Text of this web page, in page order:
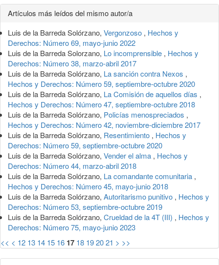
Detalles
del
artículo
Artículos más leídos del mismo autor/a
Luis de la Barreda Solórzano, Vergonzoso , Hechos y
Derechos: Número 69, mayo-junio 2022
Luis de la Barreda Solorzano, Lo incomprensible , Hechos y
Derechos: Número 38, marzo-abril 2017
Luis de la Barreda Solórzano, La sanción contra Nexos ,
Hechos y Derechos: Número 59, septiembre-octubre 2020
Luis de la Barreda Solórzano, La Comisión de aquellos días ,
Hechos y Derechos: Número 47, septiembre-octubre 2018
Luis de la Barreda Solórzano, Policías menospreciados ,
Hechos y Derechos: Número 42, noviembre-diciembre 2017
Luis de la Barreda Solórzano, Resentimiento , Hechos y
Derechos: Número 59, septiembre-octubre 2020
Luis de la Barreda Solórzano, Vender el alma , Hechos y
Derechos: Número 44, marzo-abril 2018
Luis de la Barreda Solórzano, La comandante comunitaria ,
Hechos y Derechos: Número 45, mayo-junio 2018
Luis de la Barreda Solórzano, Autoritarismo punitivo , Hechos y
Derechos: Número 53, septiembre-octubre 2019
Luis de la Barreda Solórzano, Crueldad de la 4T (III) , Hechos y
Derechos: Número 75, mayo-junio 2023
<< < 12 13 14 15 16 17 18 192021 > >>